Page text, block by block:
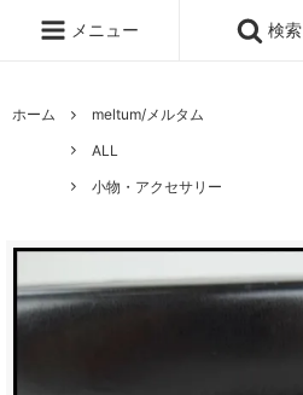
メニュー 検索
ホーム
meltum/メルタム
ALL
小物・アクセサリー